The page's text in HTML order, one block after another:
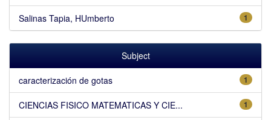
1
Salinas Tapia, HUmberto
Subject
1
caracterización de gotas
1
CIENCIAS FISICO MATEMATICAS Y CIE...